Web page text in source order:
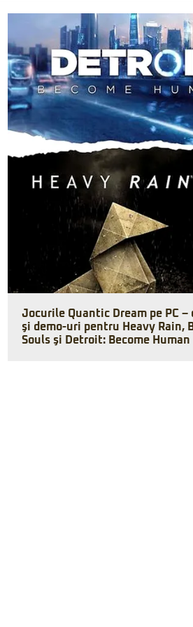
Jocurile Quantic Dream pe PC –
şi demo-uri pentru Heavy Rain,
Souls şi Detroit: Become Human